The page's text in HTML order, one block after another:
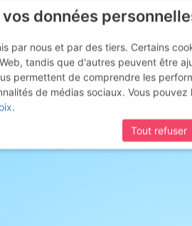
Pointe
données
par nous et par des tiers. Certains
tandis que d'autres peuvent être
permettent de comprendre les
de médias sociaux. Vous pouvez
.
Tout refuser